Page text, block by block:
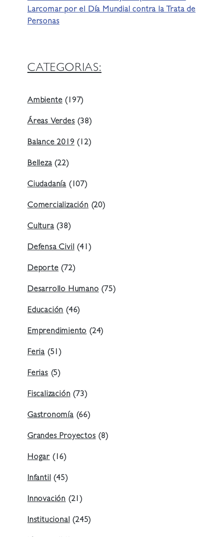
Larcomar por el Día Mundial contra la Trata de
Personas
CATEGORIAS:
Ambiente(197)
Áreas Verdes(38)
Balance 2019(12)
Belleza(22)
Ciudadanía (107)
Comercialización(20)
Cultura(38)
Defensa Civil(41)
Deporte(72)
Desarrollo Humano(75)
Educación(46)
Emprendimiento(24)
Feria (51)
Ferias(5)
Fiscalización(73)
Gastronomía(66)
Grandes Proyectos(8)
Hogar (16)
Infantil(45)
Innovación (21)
Institucional(245)